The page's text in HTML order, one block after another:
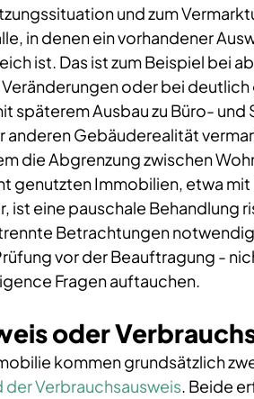
und zum
in denen ein vorhandener
ist. Das ist zum Beispiel bei
oder bei deutlich
späterem Ausbau zu Büro-
anderen Gebäuderealität
die Abgrenzung zwischen
genutzten Immobilien, etwa
ist eine pauschale Behandlung
Betrachtungen
vor der Beauftragung -
Fragen auftauchen.
oder
kommen grundsätzlich
der Verbrauchsausweis. Beide